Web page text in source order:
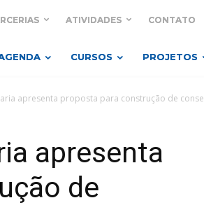
ATIVIDADES CONTATO
CURSOS PROJETOS
apresenta proposta para construção de
apresenta
de